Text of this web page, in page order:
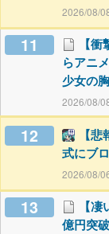
2026/08/
11
【
らアニ
少女の
2026/08/
12
【
式にブ
2026/08/
13
【
億円突